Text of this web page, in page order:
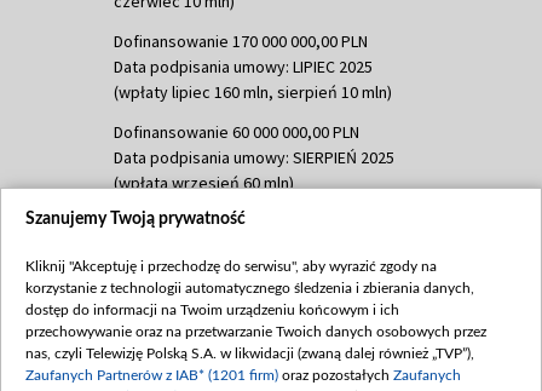
Dofinansowanie 170 000 000,00 PLN
Data podpisania umowy: LIPIEC 2025
(wpłaty lipiec 160 mln, sierpień 10 mln)
Dofinansowanie 60 000 000,00 PLN
Data podpisania umowy: SIERPIEŃ 2025
(wpłata wrzesień 60 mln)
Dofinansowanie 635 783 051,21 PLN
(wpłata wrzesień 100 mln, październik 350
mln, listopad 265 mln)
Dofinansowanie 48 862 000,00 PLN
Data podpisania umowy: GRUDZIEŃ 2025
Szanujemy Twoją prywatność
Kliknij "Akceptuję i przechodzę do serwisu", aby wyrazić zgody na
korzystanie z technologii automatycznego śledzenia i zbierania danych,
dostęp do informacji na Twoim urządzeniu końcowym i ich
przechowywanie oraz na przetwarzanie Twoich danych osobowych przez
nas, czyli Telewizję Polską S.A. w likwidacji (zwaną dalej również „TVP”),
Zaufanych Partnerów z IAB* (1201 firm) oraz pozostałych Zaufanych